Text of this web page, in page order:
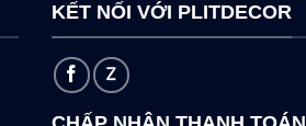
KẾT NỐI VỚI PLITDECOR